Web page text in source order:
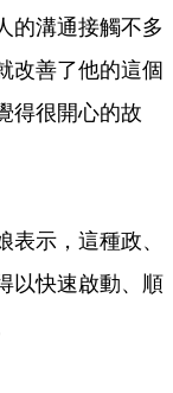
的溝通接觸不多
改善了他的這個
得很開心的故
示，這種政、
以快速啟動、順